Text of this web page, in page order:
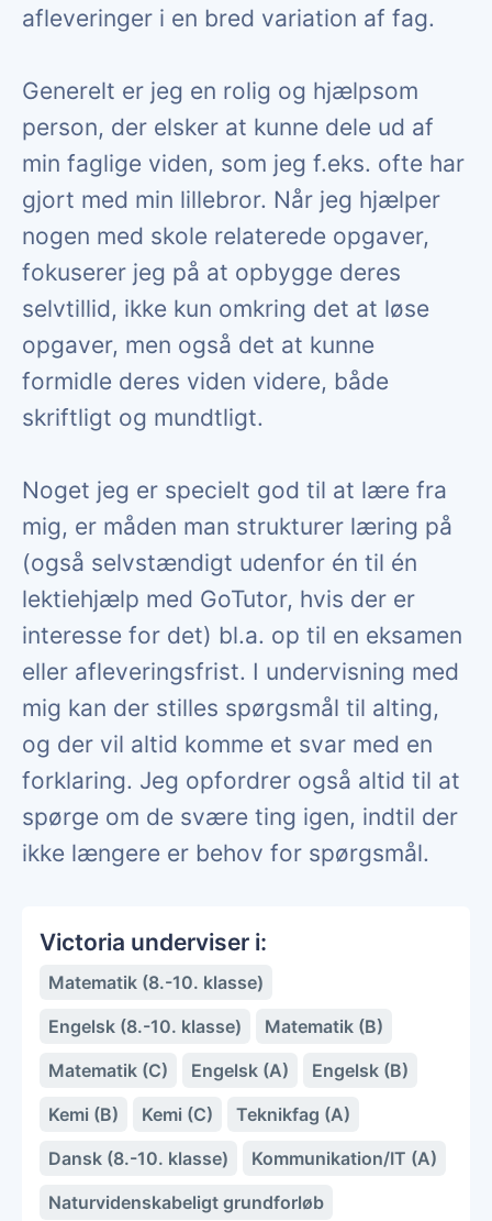
afleveringer i en bred variation af fag.
Generelt er jeg en rolig og hjælpsom
person, der elsker at kunne dele ud af
min faglige viden, som jeg f.eks. ofte har
gjort med min lillebror. Når jeg hjælper
nogen med skole relaterede opgaver,
fokuserer jeg på at opbygge deres
selvtillid, ikke kun omkring det at løse
opgaver, men også det at kunne
formidle deres viden videre, både
skriftligt og mundtligt.
Noget jeg er specielt god til at lære fra
mig, er måden man strukturer læring på
(også selvstændigt udenfor én til én
lektiehjælp med GoTutor, hvis der er
interesse for det) bl.a. op til en eksamen
eller afleveringsfrist. I undervisning med
mig kan der stilles spørgsmål til alting,
og der vil altid komme et svar med en
forklaring. Jeg opfordrer også altid til at
spørge om de svære ting igen, indtil der
ikke længere er behov for spørgsmål.
Victoria underviser i:
Matematik (8.-10. klasse)
Engelsk (8.-10. klasse)
Matematik (B)
Matematik (C)
Engelsk (A)
Engelsk (B)
Kemi (B)
Kemi (C)
Teknikfag (A)
Dansk (8.-10. klasse)
Kommunikation/IT (A)
Naturvidenskabeligt grundforløb